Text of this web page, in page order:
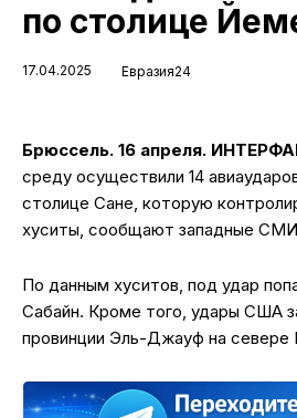
по столице
17.04.2025 Евразия24
Брюссель. 16 апреля.
среду осуществили 14
столице Сане, которую
хуситы, сообщают западные
По данным хуситов, под удар
Сабайн. Кроме того, удары США
провинции Эль-Джауф на севере